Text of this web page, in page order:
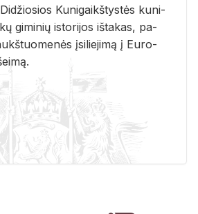
Ku­ni­gaikš­tys­tės ku­ni­
gi­mi­nių is­to­ri­jos iš­ta­kas, pa­
įsi­lie­ji­mą į Eu­ro­